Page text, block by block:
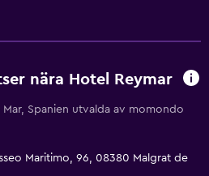
nära Hotel Reymar
Spanien utvalda av momondo
Maritimo, 96, 08380 Malgrat de